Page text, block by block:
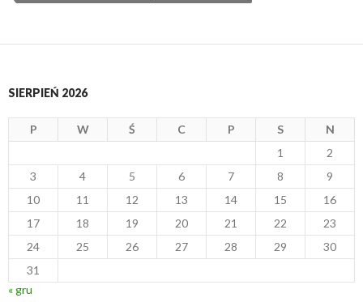
SIERPIEŃ 2026
P W Ś C P S
N
1
2
3
4 5 6 7 8
9
10
11 12 13 14 15
16
17
18 19 20 21 22
23
24
25 26 27 28 29
30
31
« gru